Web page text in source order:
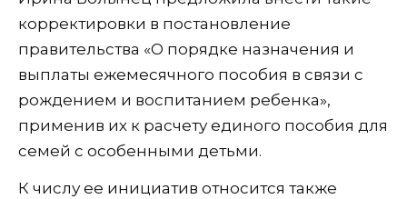
корректировки в постановление
правительства «О порядке назначения и
выплаты ежемесячного пособия в связи с
рождением и воспитанием ребенка»,
применив их к расчету единого пособия для
семей с особенными детьми.
К числу ее инициатив относится также